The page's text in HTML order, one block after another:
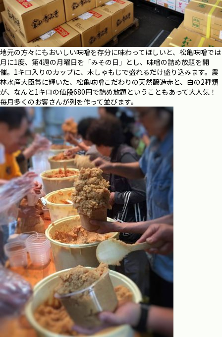
地元の方々にもおいしい味噌を存分に味わってほしいと、松亀味噌では
月に1度、第4週の月曜日を「みその日」とし、味噌の詰め放題を開
催。1キロ入りのカップに、木しゃもじで盛れるだけ盛り込みます。農
林水産大臣賞に輝いた、松亀味噌こだわりの天然醸造赤と、白の2種類
が、なんと1キロの値段680円で詰め放題ということもあって大人気！
毎月多くのお客さんが列を作って並びます。